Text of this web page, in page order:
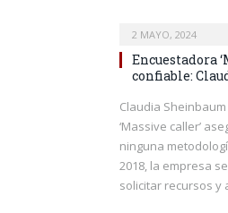
2 MAYO, 2024
Encuestadora
confiable:
Claudia
‘Massive caller’
ninguna
2018, la empresa
solicitar recursos y